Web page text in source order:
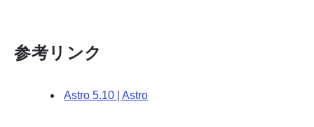
参考リンク
Astro 5.10 | Astro